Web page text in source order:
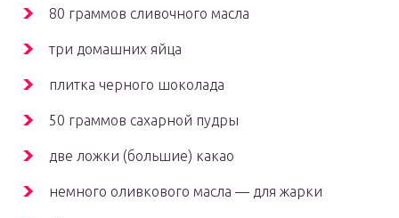
80 граммов сливочного масла
три домашних яйца
плитка черного шоколада
50 граммов сахарной пудры
две ложки (большие) какао
немного оливкового масла — для жарки